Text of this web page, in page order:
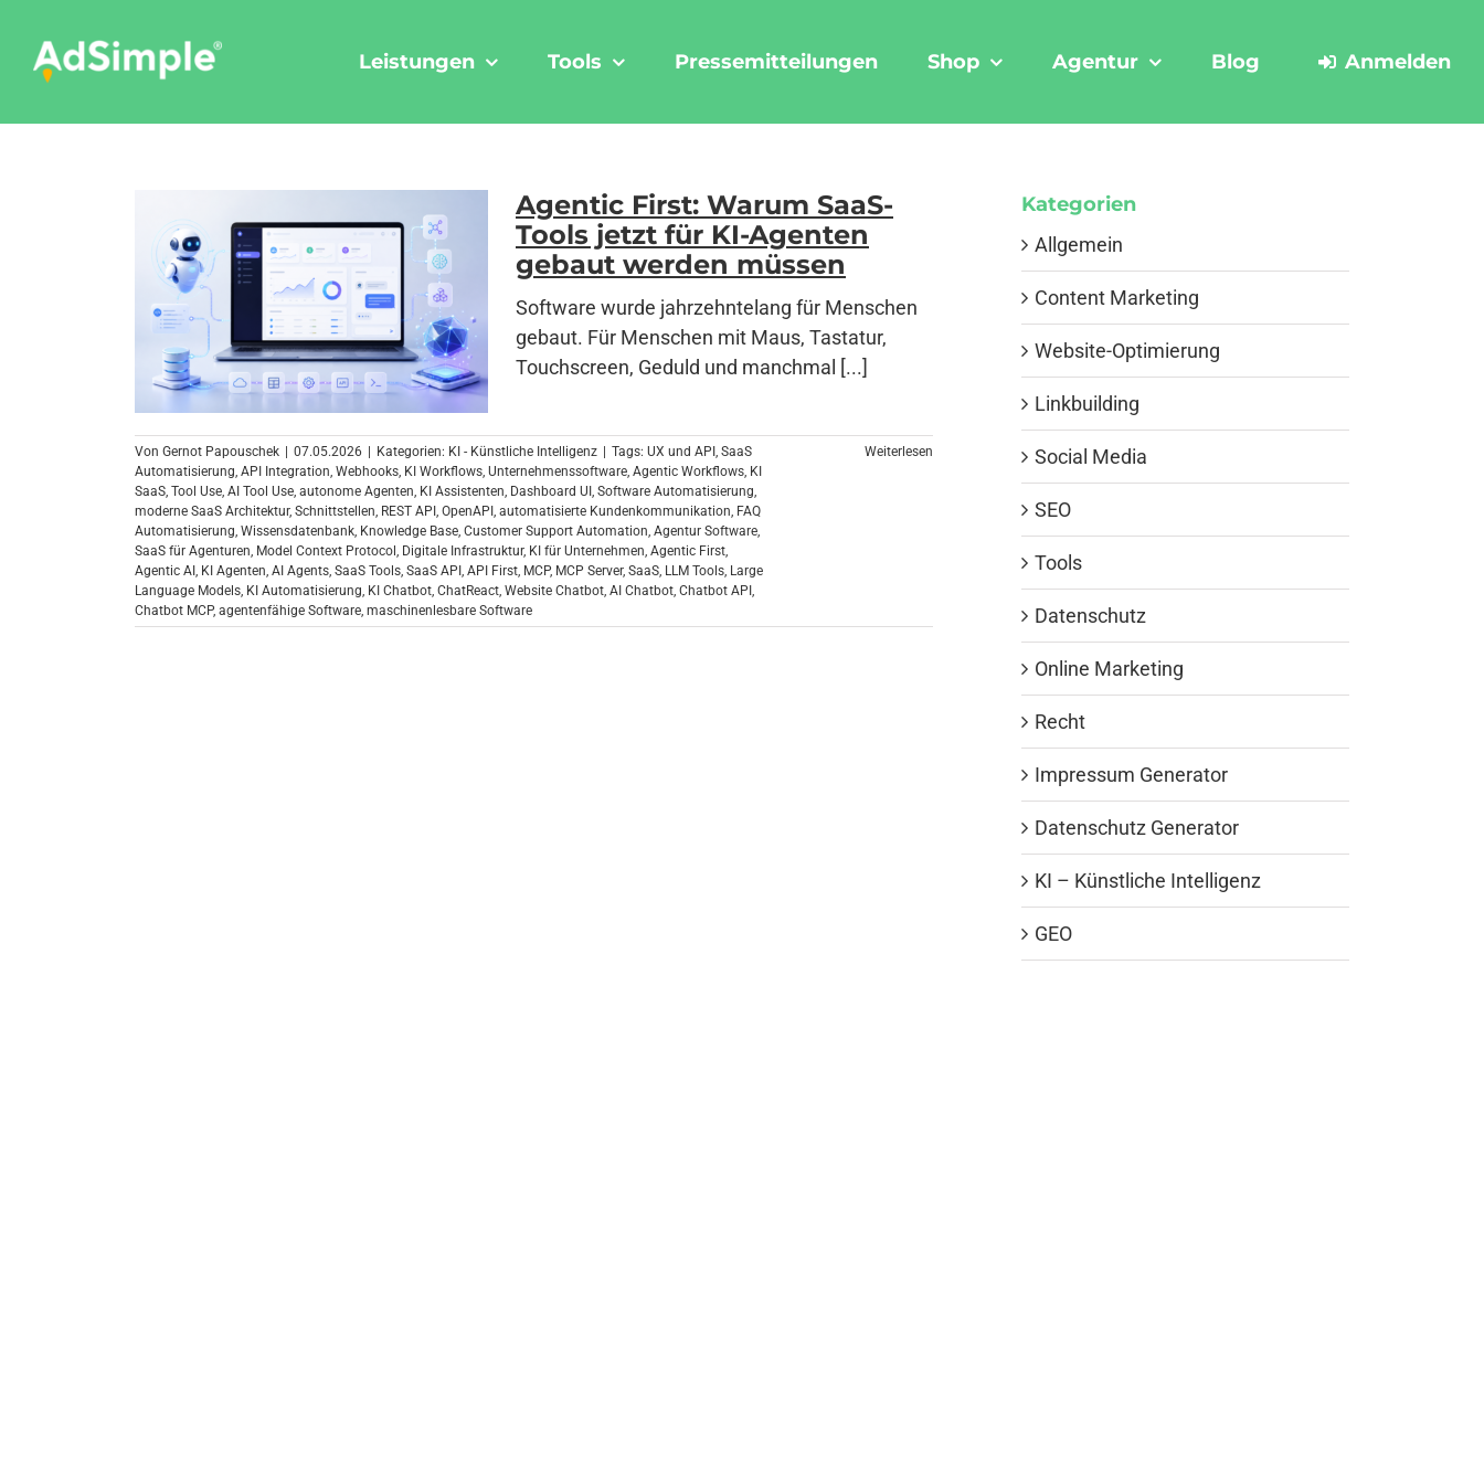
content
Leistungen Tools Pressemitteilungen Shop Agentur Blog Anmelden
Agentic First: Warum SaaS-
Tools jetzt für KI-Agenten
gebaut werden müssen
Software wurde jahrzehntelang für Menschen
gebaut. Für Menschen mit Maus, Tastatur,
Touchscreen, Geduld und manchmal [...]
Von Gernot Papouschek 07.05.2026 Kategorien: KI - Künstliche Intelligenz Tags: UX und API , SaaS
Automatisierung, API Integration, Webhooks, KI Workflows, Unternehmenssoftware, Agentic Workflows, KI
SaaS, Tool Use, AI Tool Use, autonome Agenten, KI Assistenten, Dashboard UI , Software Automatisierung,
moderne SaaS Architektur, Schnittstellen, REST API , OpenAPI , automatisierte Kundenkommunikation, FAQ
Automatisierung, Wissensdatenbank, Knowledge Base, Customer Support Automation, Agentur Software,
SaaS für Agenturen, Model Context Protocol , Digitale Infrastruktur, KI für Unternehmen, Agentic First,
Agentic AI , KI Agenten, AI Agents, SaaS Tools, SaaS API , API First, MCP, MCP Server, SaaS, LLM Tools, Large
Language Models, KI Automatisierung, KI Chatbot, ChatReact, Website Chatbot, AI Chatbot, Chatbot API ,
Chatbot MCP, agentenfähige Software, maschinenlesbare Software
Weiterlesen
Kategorien
Allgemein
Content Marketing
Website-Optimierung
Linkbuilding
Social Media
SEO
Tools
Datenschutz
Online Marketing
Recht
Impressum Generator
Datenschutz Generator
KI – Künstliche Intelligenz
GEO